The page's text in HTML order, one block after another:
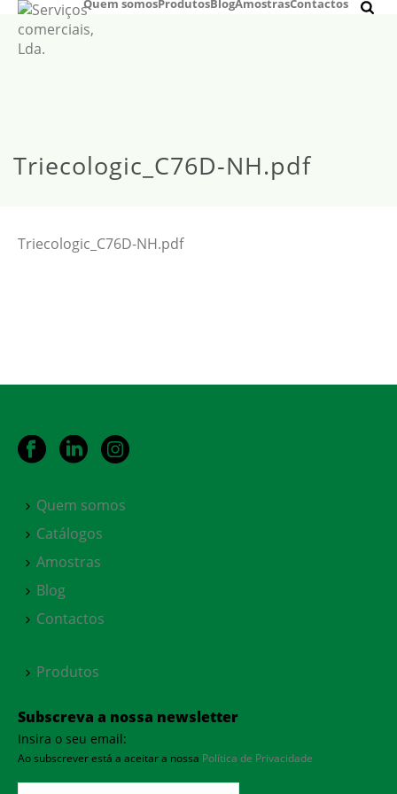
Quem somosProdutosBlogAmostrasContactos
Triecologic_C76D-NH.pdf
Triecologic_C76D-NH.pdf
Quem somos
Catálogos
Amostras
Blog
Contactos
Produtos
Subscreva a nossa newsletter
Insira o seu email:
Ao subscrever está a aceitar a nossa Política de Privacidade